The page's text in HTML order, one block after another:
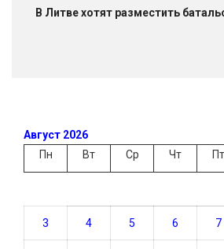
В Литве хотят разместить
Август 2026
Пн
Вт Ср Чт Пт
3 4 5 6 7